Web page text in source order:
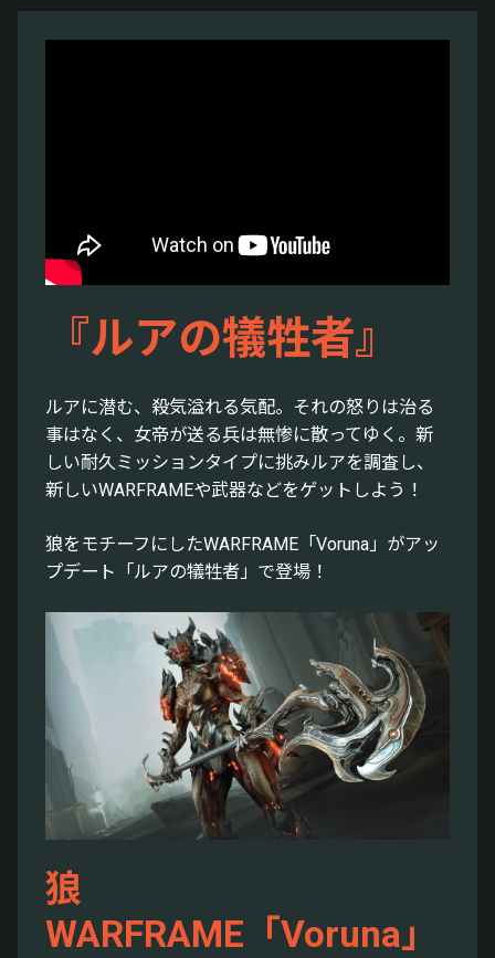
『ルアの犠牲者』
ルアに潜む、殺気溢れる気配。それの怒りは治る
事はなく、女帝が送る兵は無惨に散ってゆく。新
しい耐久ミッションタイプに挑みルアを調査し、
新しいWARFRAMEや武器などをゲットしよう！
狼をモチーフにしたWARFRAME「Voruna」がアッ
プデート「ルアの犠牲者」で登場！
狼
WARFRAME「Voruna」